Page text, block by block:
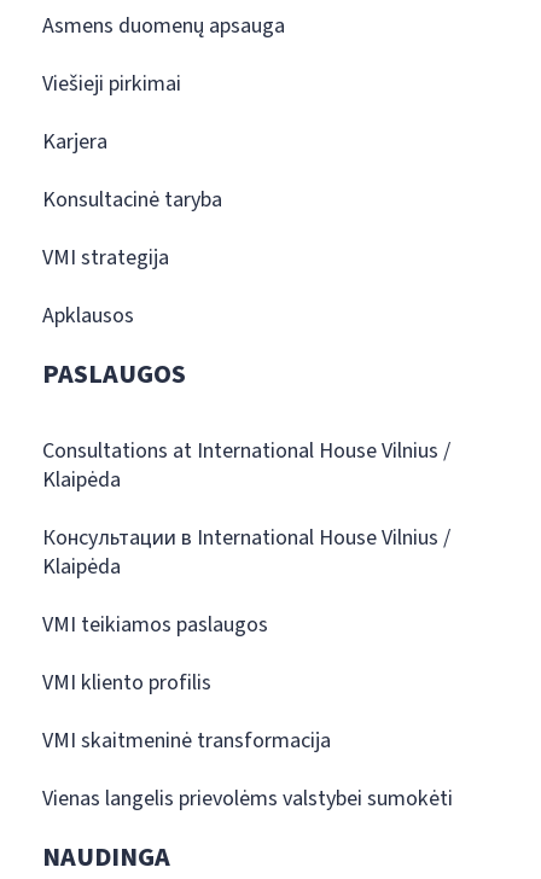
Asmens duomenų apsauga
Viešieji pirkimai
Karjera
Konsultacinė taryba
VMI strategija
Apklausos
PASLAUGOS
Consultations at International House Vilnius /
Klaipėda
Консультации в International House Vilnius /
Klaipėda
VMI teikiamos paslaugos
VMI kliento profilis
VMI skaitmeninė transformacija
Vienas langelis prievolėms valstybei sumokėti
NAUDINGA